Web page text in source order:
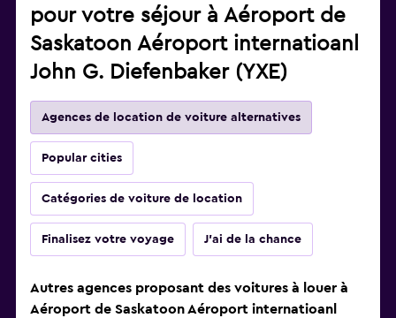
pour votre séjour à Aéroport de
Saskatoon Aéroport internatioanl
John G. Diefenbaker (YXE)
Agences de location de voiture alternatives
Popular cities
Catégories de voiture de location
Finalisez votre voyage J'ai de la chance
Autres agences proposant des voitures à louer à
Aéroport de Saskatoon Aéroport internatioanl